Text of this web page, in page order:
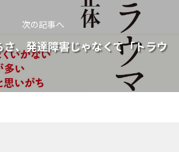
次の記事へ
さ、発達障害じゃなくて「トラウ